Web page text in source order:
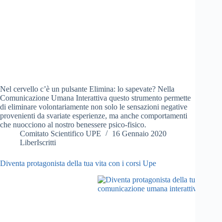
Nel cervello c’è un pulsante Elimina: lo sapevate? Nella
Comunicazione Umana Interattiva questo strumento permette
di eliminare volontariamente non solo le sensazioni negative
provenienti da svariate esperienze, ma anche comportamenti
che nuocciono al nostro benessere psico-fisico.
Comitato Scientifico UPE
16 Gennaio 2020
LiberIscritti
Diventa protagonista della tua vita con i corsi Upe